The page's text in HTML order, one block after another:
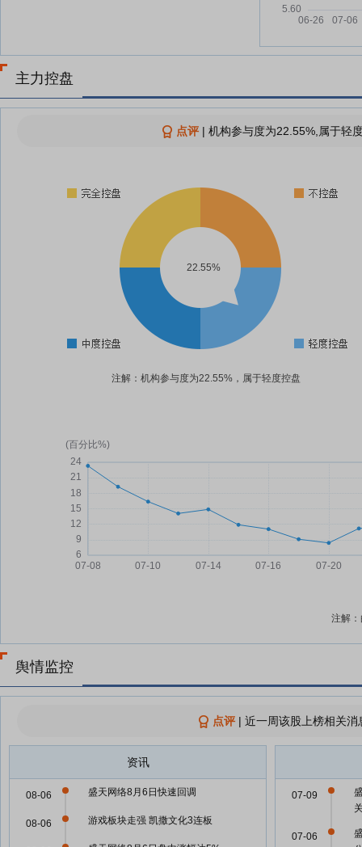
主力控盘
点评| 机构参与度为22.55%,属于轻
22.55%
注解：机构参与度为22.55%，属于轻度控盘
注解
舆情监控
点评| 近一周该股上榜相关
资讯
盛天网络8月6日快速回调
08-06
游戏板块走强 凯撒文化3连板
08-06
07-09
07-06